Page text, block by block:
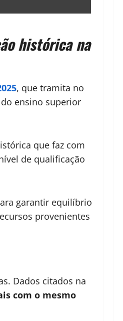
histórica na
, que tramita no
ensino superior
que faz com
de qualificação
garantir equilíbrio
provenientes
Dados citados na
com o mesmo